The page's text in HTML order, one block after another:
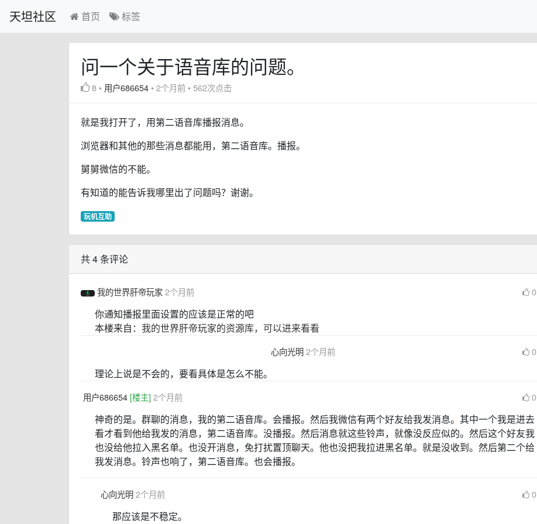
天坦社区 首页 标签
问一个关于语音库的问题。
8 • 用户686654 •2个月前 •562次点击
就是我打开了，用第二语音库播报消息。
浏览器和其他的那些消息都能用，第二语音库。播报。
舅舅微信的不能。
有知道的能告诉我哪里出了问题吗？谢谢。
玩机互助
共 4 条评论
我的世界肝帝玩家2个月前 0
你通知播报里面设置的应该是正常的吧
本楼来自： 我的世界肝帝玩家的资源库，可以进来看看
心向光明2个月前 0
理论上说是不会的，要看具体是怎么不能。
用户686654 [楼主] 2个月前 0
神奇的是。群聊的消息，我的第二语音库。会播报。然后我微信有两个好友给我发消息。其中一个我是进去
看才看到他给我发的消息，第二语音库。没播报。然后消息就这些铃声，就像没反应似的。然后这个好友我
也没给他拉入黑名单。也没开消息，免打扰置顶聊天。他也没把我拉进黑名单。就是没收到。然后第二个给
我发消息。铃声也响了，第二语音库。也会播报。
心向光明2个月前 0
那应该是不稳定。